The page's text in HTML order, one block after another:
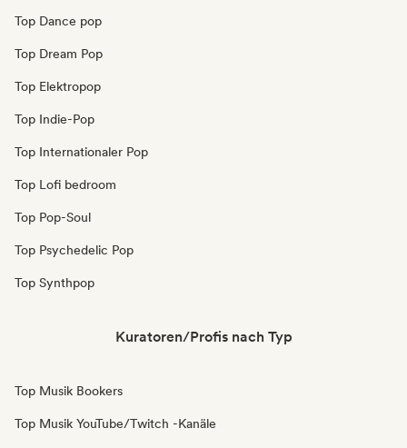
Top Dance pop
Top Dream Pop
Top Elektropop
Top Indie-Pop
Top Internationaler Pop
Top Lofi bedroom
Top Pop-Soul
Top Psychedelic Pop
Top Synthpop
Kuratoren/Profis nach Typ
Top Musik Bookers
Top Musik YouTube/Twitch -Kanäle